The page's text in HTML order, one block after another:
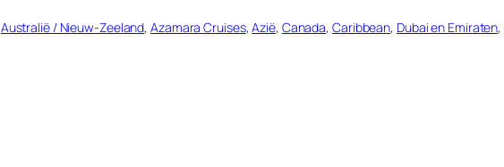
Australië / Nieuw-Zeeland, Azamara Cruises, Azië, Canada, Caribbean, Dubai en Emiraten,